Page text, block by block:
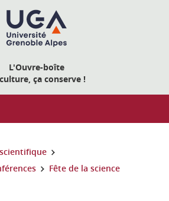
L'Ouvre-boîte
ça conserve !
Fête de la science